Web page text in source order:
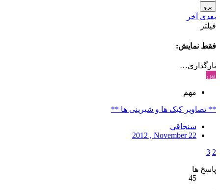
برو
بعدی آخر
فیلتر
فقط نمایش:
بارگذاری…
س
مهم
** تصاویر کیک ها و شیرینی ها **
سنجاقي
2012 , November 22
2
3
پاسخ ها
45